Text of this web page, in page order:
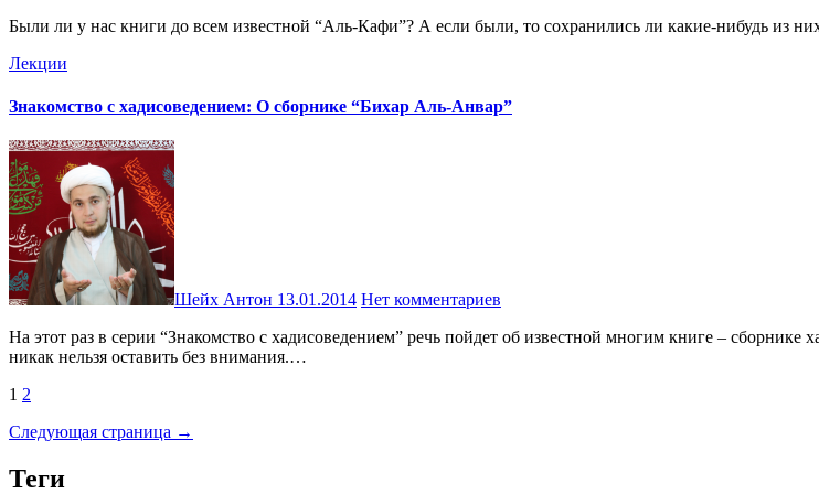
Были ли у нас книги до всем известной “Аль-Кафи”? А если были, то сохранились ли какие-нибудь из
Лекции
Знакомство с хадисоведением: О сборнике “Бихар Аль-Анвар”
Шейх Антон 13.01.2014 Нет комментариев
На этот раз в серии “Знакомство с хадисоведением” речь пойдет об известной многим книге – сборнике хадисов “Бихар Аль-Анвар”. Этот великий труд Мухаммада Бакира Аль-Маджлиси
никак нельзя оставить без внимания.…
Пагинация
записей
1 2
Следующая страница →
Теги